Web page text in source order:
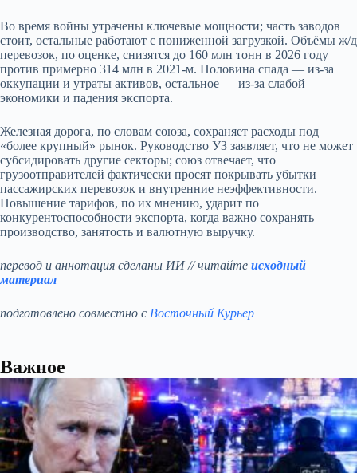
Во время войны утрачены ключевые мощности; часть заводов
стоит, остальные работают с пониженной загрузкой. Объёмы ж/д
перевозок, по оценке, снизятся до 160 млн тонн в 2026 году
против примерно 314 млн в 2021‑м. Половина спада — из‑за
оккупации и утраты активов, остальное — из‑за слабой
экономики и падения экспорта.
Железная дорога, по словам союза, сохраняет расходы под
«более крупный» рынок. Руководство УЗ заявляет, что не может
субсидировать другие секторы; союз отвечает, что
грузоотправителей фактически просят покрывать убытки
пассажирских перевозок и внутренние неэффективности.
Повышение тарифов, по их мнению, ударит по
конкурентоспособности экспорта, когда важно сохранять
производство, занятость и валютную выручку.
перевод и аннотация сделаны ИИ // читайте исходный
материал
подготовлено совместно с Восточный Курьер
Важное